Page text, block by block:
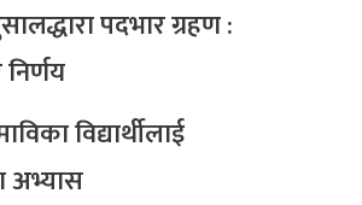
पदभार ग्रहण :
विद्यार्थीलाई
अभ्यास